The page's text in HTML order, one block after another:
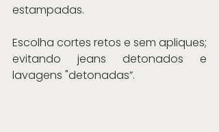
estampadas.
Escolha cortes retos e sem apliques;
evitando jeans detonados e
lavagens "detonadas”.